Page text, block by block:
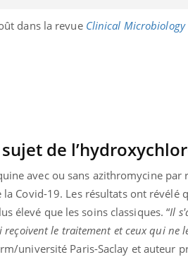
dans la revue Clinical
de
avec ou sans azithromycine par
Covid-19. Les résultats ont révélé
élevé que les soins classiques. “Il
le traitement et ceux qui ne
université Paris-Saclay et auteur
donne au Pays